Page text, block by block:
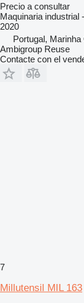
Precio a consultar
Maquinaria industrial
2020
Portugal, Marinha
Ambigroup Reuse
Contacte con el
7
Millutensil MIL 163